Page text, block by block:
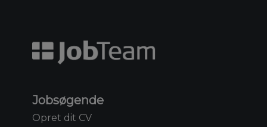
Jobsøgende
Opret dit CV